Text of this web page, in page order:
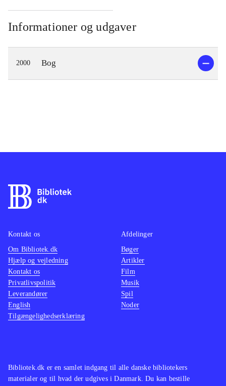
Informationer og udgaver
2000 Bog
Bibliotek.dk er en samlet indgang til alle danske bibliotekers
materialer og til hvad der udgives i Danmark. Du kan bestille
Kontakt os
Om Bibliotek.dk
Hjælp og vejledning
Kontakt os
Privatlivspolitik
Leverandører
English
Tilgængelighedserklæring
Afdelinger
Bøger
Artikler
Film
Musik
Spil
Noder